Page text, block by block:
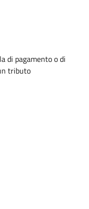
di pagamento o di
tributo